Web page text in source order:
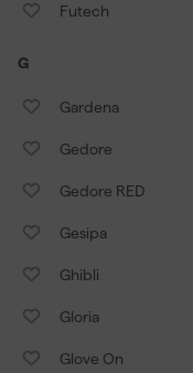
Futech
G
Gardena
Gedore
Gedore RED
Gesipa
Ghibli
Gloria
Glove On